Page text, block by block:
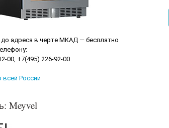
адреса в черте МКАД — бесплатно
00, +7(495) 226-92-00
России
Meyvel